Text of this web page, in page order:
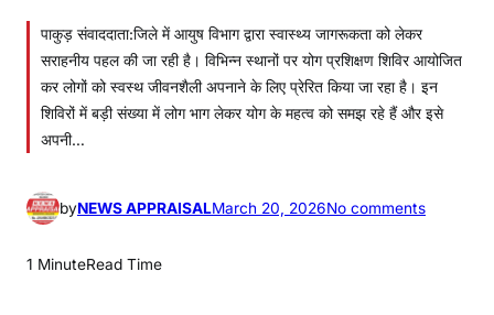
पाकुड़ संवाददाता:जिले में आयुष विभाग द्वारा स्वास्थ्य जागरूकता को लेकर
सराहनीय पहल की जा रही है। विभिन्न स्थानों पर योग प्रशिक्षण शिविर आयोजित
कर लोगों को स्वस्थ जीवनशैली अपनाने के लिए प्रेरित किया जा रहा है। इन
शिविरों में बड़ी संख्या में लोग भाग लेकर योग के महत्व को समझ रहे हैं और इसे
अपनी…
byNEWS APPRAISALMarch 20, 2026No commentso
1 MinuteRead Time